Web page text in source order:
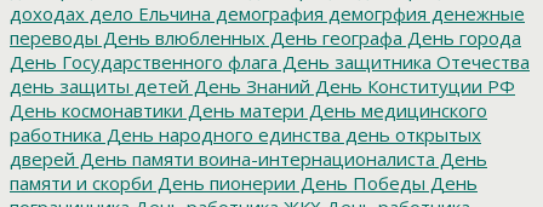
доходах дело Ельчина демография демогрфия денежные
переводы День влюбленных День географа День города
День Государственного флага День защитника Отечества
день защиты детей День Знаний День Конституции РФ
День космонавтики День матери День медицинского
работника День народного единства день открытых
дверей День памяти воина-интернационалиста День
памяти и скорби День пионерии День Победы День